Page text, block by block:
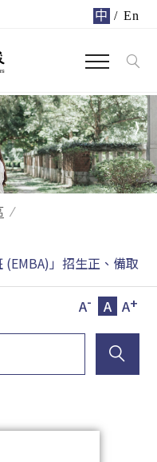
中 / En
」招生正、備取
A- A A+